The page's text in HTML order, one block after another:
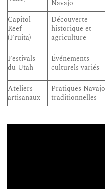
Navajo
Capitol
Reef
(Fruita)
Découverte
historique et
agriculture
Festivals
du Utah
Événements
culturels variés
Ateliers
artisanaux
Pratiques Navajo
traditionnelles